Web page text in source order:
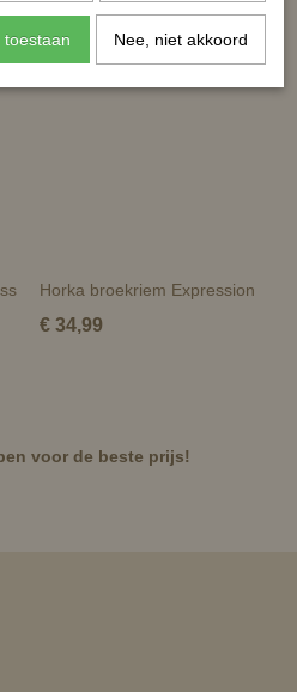
Horka broekriem Expression
€ 34,99
voor de beste prijs!
toestaan Nee, niet akkoord